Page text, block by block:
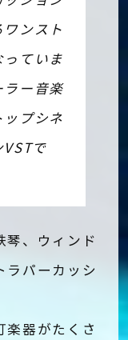
ンスト
ていま
ラー音楽
プシネ
で
琴、ウィンド
ラパーカッシ
楽器がたくさ